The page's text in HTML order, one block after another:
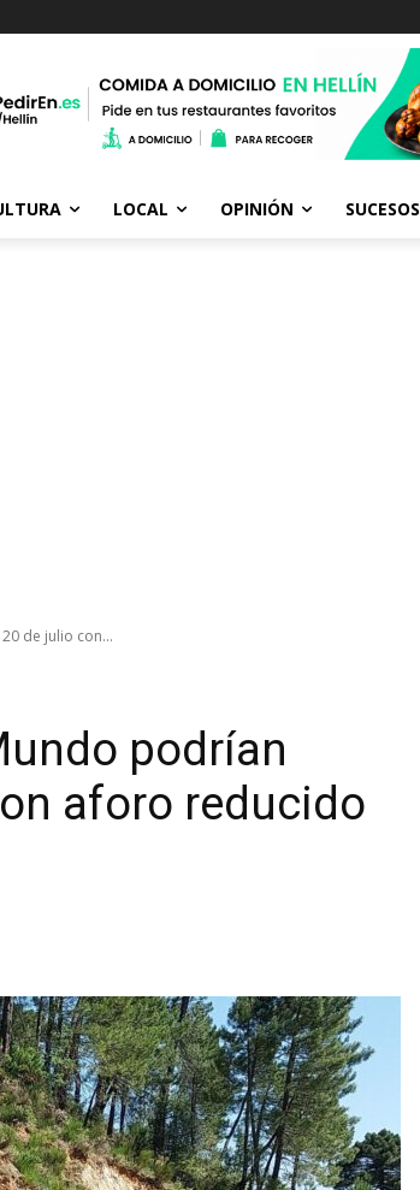
LOCAL OPINIÓN SUCESOS
de julio con...
podrían
aforo reducido